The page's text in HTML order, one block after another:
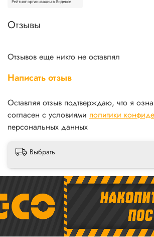
Отзывы
Отзывов еще никто не оставлял
Написать отзыв
Оставляя отзыв подтверждаю, что я
согласен с условиями политики
персональных данных
Выбрать